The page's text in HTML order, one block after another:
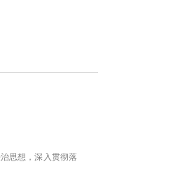
思想，深入贯彻落